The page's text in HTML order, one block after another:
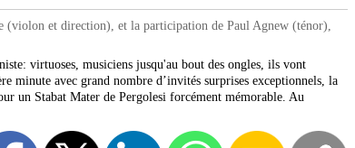
et direction), et la participation de Paul Agnew (ténor),
virtuoses, musiciens jusqu'au bout des ongles, ils vont
minute avec grand nombre d’invités surprises exceptionnels, la
un Stabat Mater de Pergolesi forcément mémorable. Au